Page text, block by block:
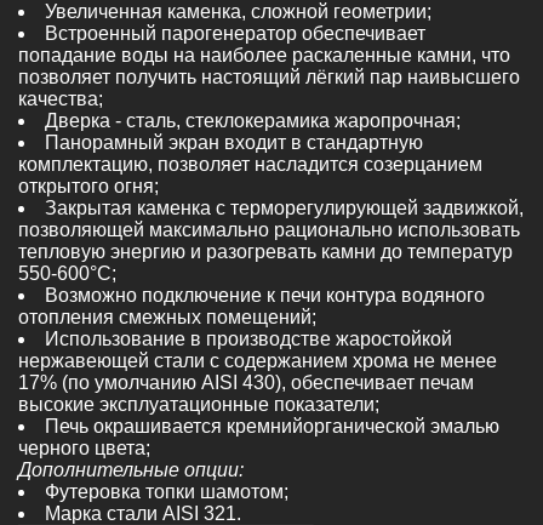
Увеличенная каменка, сложной геометрии;
Встроенный парогенератор обеспечивает
попадание воды на наиболее раскаленные камни, что
позволяет получить настоящий лёгкий пар наивысшего
качества;
Дверка - сталь, стеклокерамика жаропрочная;
Панорамный экран входит в стандартную
комплектацию, позволяет насладится созерцанием
открытого огня;
Закрытая каменка с терморегулирующей задвижкой,
позволяющей максимально рационально использовать
тепловую энергию и разогревать камни до температур
550-600°С;
Возможно подключение к печи контура водяного
отопления смежных помещений;
Использование в производстве жаростойкой
нержавеющей стали с содержанием хрома не менее
17% (по умолчанию AISI 430), обеспечивает печам
высокие эксплуатационные показатели;
Печь окрашивается кремнийорганической эмалью
черного цвета;
Дополнительные опции:
Футеровка топки шамотом;
Марка стали AISI 321.